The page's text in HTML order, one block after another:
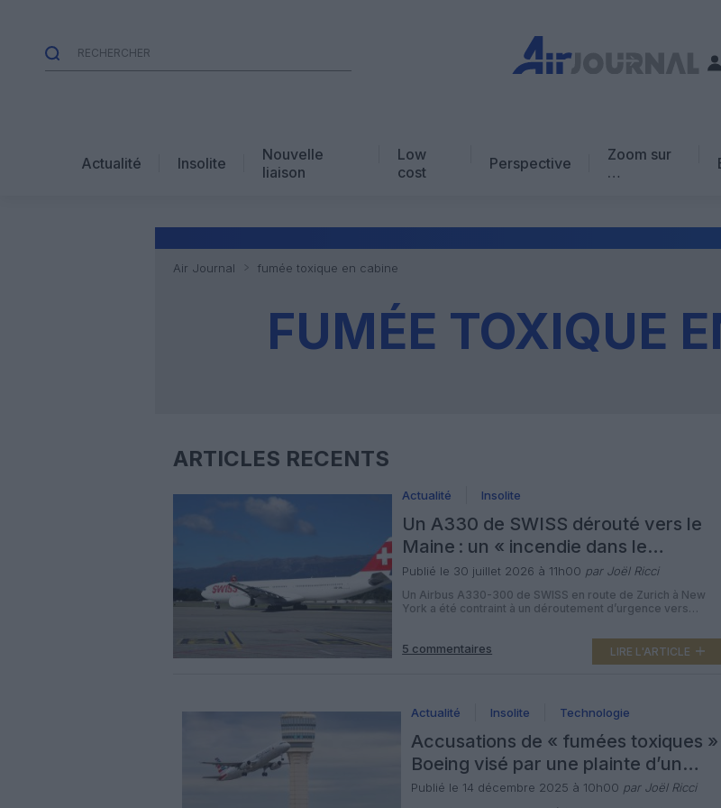
Actualité Insolite
Nouvelle
liaison
Low
cost
Perspective
Zoom sur
…
Vidéo
Air Journal fumée toxique en cabine
FUMÉE TOXIQUE
ARTICLES RÉCENTS
Actualité Insolite
Un A330 de SWISS dérouté vers le
Maine : un « incendie dans le
cockpit » devenu « fumée en
cabine »
Publié le 30 juillet 2026 à 11h00 par Joël Ricci
Un Airbus A330-300 de SWISS en route de Zurich à New
York a été contraint à un déroutement d’urgence vers
fumée à bord signalé par l’équipage, initialement décrit
comme un « incendie actif dans le cockpit » dans les
échanges radio et les premiers communiqués, puis
5 commentaires LIRE L'ARTICLE
Actualité Insolite Technologie
Accusations de « fumées toxiques »
Boeing visé par une plainte d’un
passager américain
Publié le 14 décembre 2025 à 10h00 par Joël Ricci